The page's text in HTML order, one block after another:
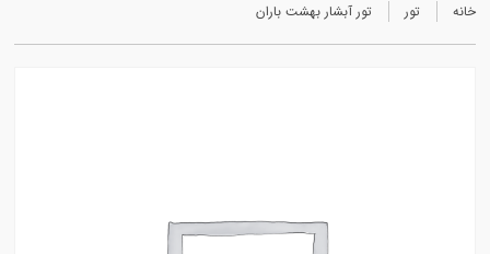
خانه تور تور آبشار بهشت باران